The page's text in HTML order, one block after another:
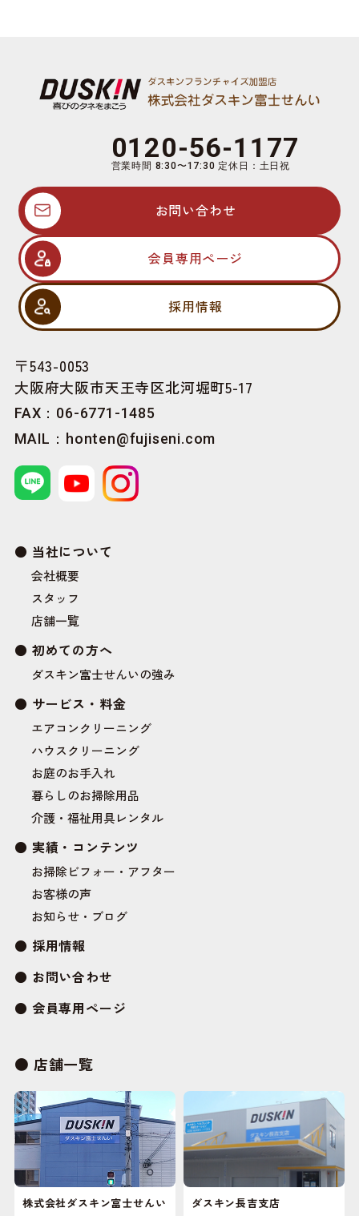
0120-56-1177
営業時間 8:30〜17:30 定休日：土日祝
お問い合わせ
会員専用ページ
採用情報
〒543-0053
大阪府大阪市天王寺区北河堀町5-17
FAX：06-6771-1485
MAIL： honten@fujiseni.com
当社について
会社概要
スタッフ
店舗一覧
初めての方へ
ダスキン富士せんいの強み
サービス・料金
エアコンクリーニング
ハウスクリーニング
お庭のお手入れ
暮らしのお掃除用品
介護・福祉用具レンタル
実績・コンテンツ
お掃除ビフォー・アフター
お客様の声
お知らせ・ブログ
採用情報
お問い合わせ
会員専用ページ
店舗一覧
株式会社ダスキン富士せんい ダスキン長吉支店